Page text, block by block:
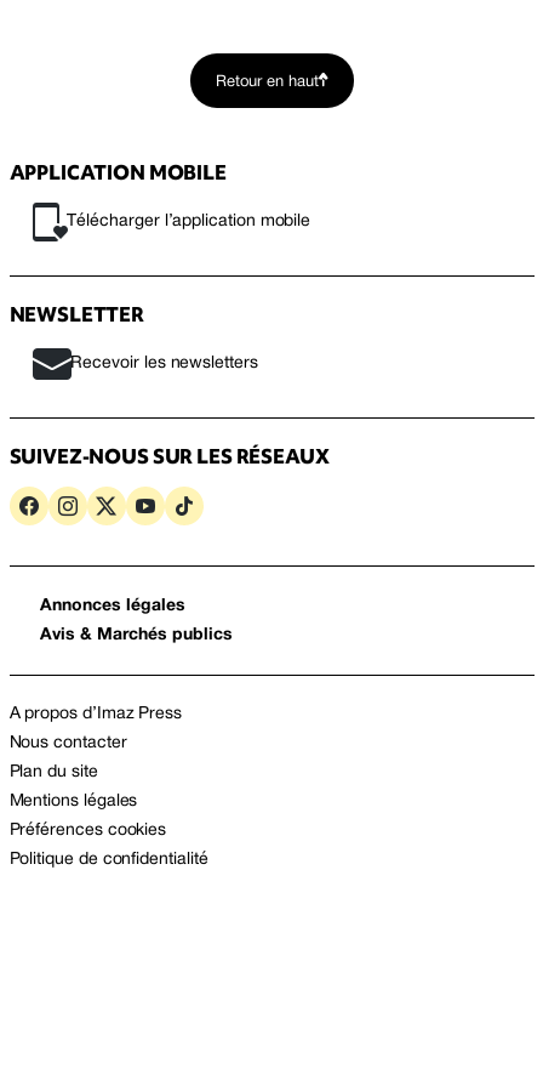
Retour en haut
APPLICATION MOBILE
Télécharger l’application mobile
NEWSLETTER
Recevoir les newsletters
SUIVEZ-NOUS SUR LES RÉSEAUX
Annonces légales
Avis & Marchés publics
A propos d’Imaz Press
Nous contacter
Plan du site
Mentions légales
Préférences cookies
Politique de confidentialité